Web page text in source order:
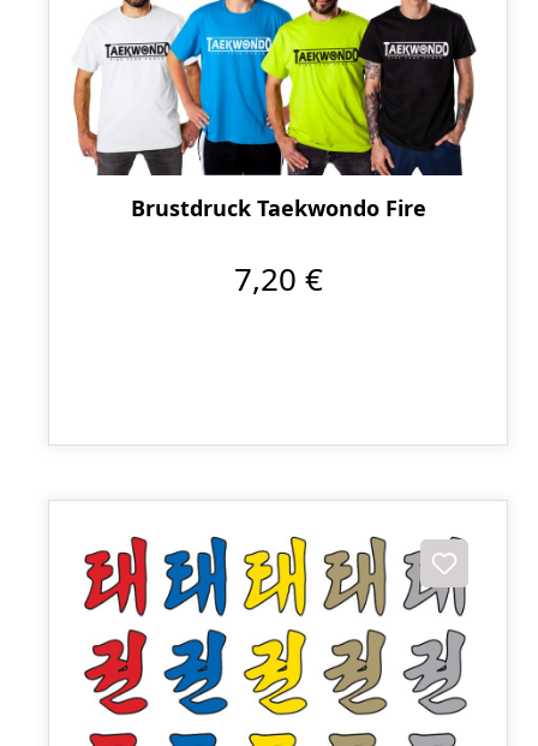
Brustdruck Taekwondo Fire
7,20 €